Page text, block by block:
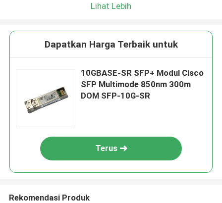
Lihat Lebih
Dapatkan Harga Terbaik untuk
10GBASE-SR SFP+ Modul Cisco
SFP Multimode 850nm 300m
DOM SFP-10G-SR
Terus
Rekomendasi Produk